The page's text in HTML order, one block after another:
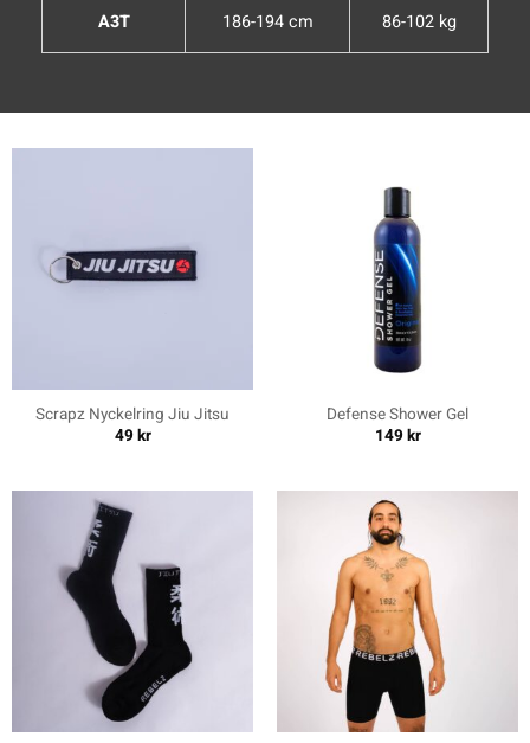
A3T 186-194 cm 86-102 kg
Scrapz Nyckelring Jiu Jitsu
49kr
Defense Shower Gel
149kr